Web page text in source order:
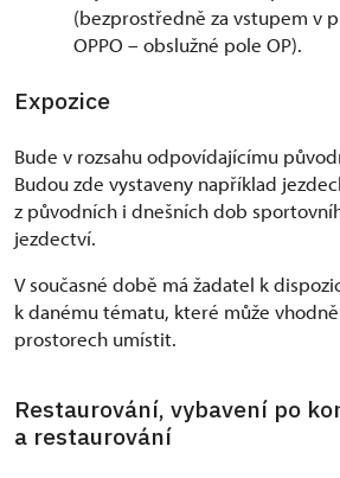
(bezprostředně za vstupem v
OPPO – obslužné pole OP).
Expozice
Bude v rozsahu odpovídajícímu
Budou zde vystaveny například
z původních i dnešních dob
jezdectví.
V současné době má žadatel k
k danému tématu, které může
prostorech umístit.
Restaurování, vybavení po
a restaurování